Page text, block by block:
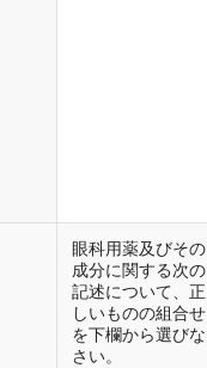
眼科用薬及びその
成分に関する次の
記述について、正
しいものの組合せ
を下欄から選びな
さい。